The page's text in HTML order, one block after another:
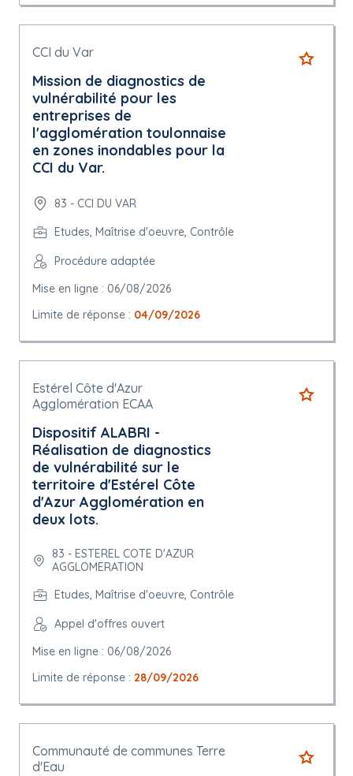
CCI du Var
Mission de diagnostics de
vulnérabilité pour les
entreprises de
l'agglomération toulonnaise
en zones inondables pour la
CCI du Var.
83 - CCI DU VAR
Etudes, Maîtrise d'oeuvre, Contrôle
Procédure adaptée
Mise en ligne : 06/08/2026
Limite de réponse : 04/09/2026
Estérel Côte d'Azur
Agglomération ECAA
Dispositif ALABRI -
Réalisation de diagnostics
de vulnérabilité sur le
territoire d'Estérel Côte
d'Azur Agglomération en
deux lots.
83 - ESTEREL COTE D'AZUR
AGGLOMERATION
Etudes, Maîtrise d'oeuvre, Contrôle
Appel d'offres ouvert
Mise en ligne : 06/08/2026
Limite de réponse : 28/09/2026
Communauté de communes Terre
d'Eau